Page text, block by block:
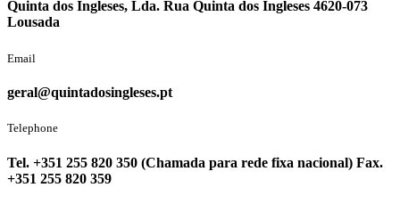
Quinta dos Ingleses, Lda. Rua Quinta dos Ingleses 4620-073
Lousada
Email
geral@quintadosingleses.pt
Telephone
Tel. +351 255 820 350 (Chamada para rede fixa nacional) Fax.
+351 255 820 359